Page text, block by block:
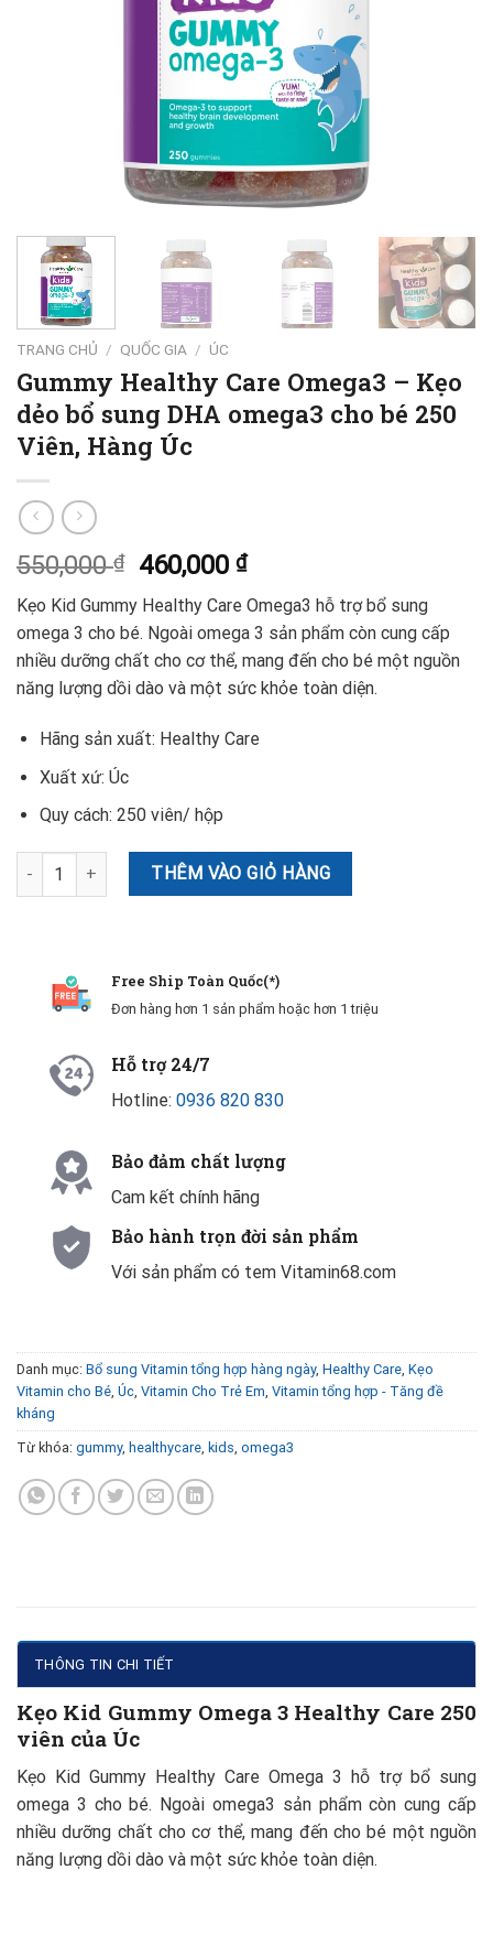
TRANG CHỦ / QUỐC GIA / ÚC
Gummy Healthy Care Omega3 – Kẹo
dẻo bổ sung DHA omega3 cho bé 250
Viên, Hàng Úc
550,000₫ 460,000₫
Kẹo Kid Gummy Healthy Care Omega3 hỗ trợ bổ sung
omega 3 cho bé. Ngoài omega 3 sản phẩm còn cung cấp
nhiều dưỡng chất cho cơ thể, mang đến cho bé một nguồn
năng lượng dồi dào và một sức khỏe toàn diện.
Hãng sản xuất: Healthy Care
Xuất xứ: Úc
Quy cách: 250 viên/ hộp
Gummy Healthy Care Omega3 - Kẹo dẻo bổ sung DHA omega3
THÊM VÀO GIỎ HÀNG
Free Ship Toàn Quốc(*)
Đơn hàng hơn 1 sản phẩm hoặc hơn 1 triệu
Hỗ trợ 24/7
Hotline: 0936 820 830
Bảo đảm chất lượng
Cam kết chính hãng
Bảo hành trọn đời sản phẩm
Với sản phẩm có tem Vitamin68.com
Danh mục: Bổ sung Vitamin tổng hợp hàng ngày, Healthy Care, Kẹo
Vitamin cho Bé, Úc, Vitamin Cho Trẻ Em, Vitamin tổng hợp - Tăng đề
kháng
Từ khóa: gummy, healthycare, kids, omega3
THÔNG TIN CHI TIẾT
Kẹo Kid Gummy Omega 3 Healthy Care 250
viên của Úc
Kẹo Kid Gummy Healthy Care Omega 3 hỗ trợ bổ sung
omega 3 cho bé. Ngoài omega3 sản phẩm còn cung cấp
nhiều dưỡng chất cho cơ thể, mang đến cho bé một nguồn
năng lượng dồi dào và một sức khỏe toàn diện.